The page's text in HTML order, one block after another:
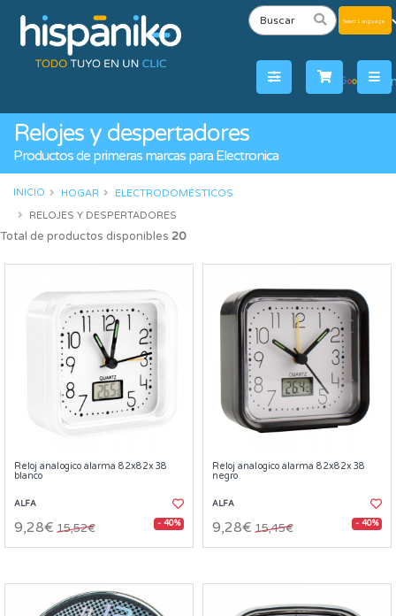
by
Relojes y despertadores
Productos de primeras marcas para Electronica
INICIO HOGAR
ELECTRODOMÉSTICOS
RELOJES Y DESPERTADORES
Total de productos disponibles 20
Reloj analogico alarma 82x82x38
blanco
ALFA
9,28€ 15,52€ - 40%
Reloj analogico alarma 82x82x38
negro
ALFA
9,28€ 15,45€ - 40%